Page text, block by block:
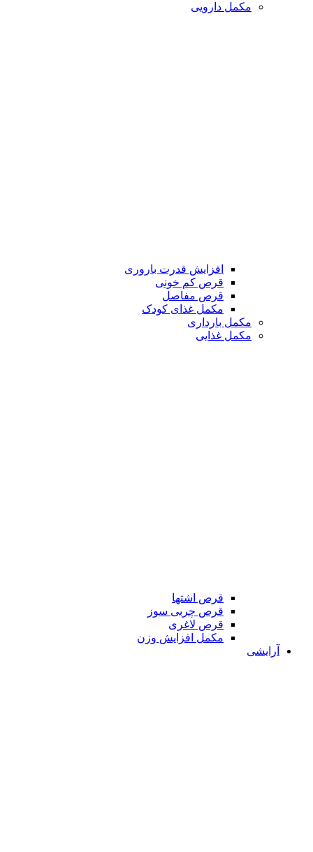
مکمل دارویی
افزایش قدرت باروری
قرص کم خونی
قرص مفاصل
مکمل غذای کودک
مکمل بارداری
مکمل غذایی
قرص اشتها
قرص چربی سوز
قرص لاغری
مکمل افزایش وزن
آرایشی